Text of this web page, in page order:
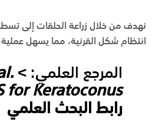
نهدف من خلال زراعة الحلقات إلى
انتظام شكل القرنية، مما يسهل عملية
المرجع العلمي: >
for Keratoconus.
رابط البحث العلمي